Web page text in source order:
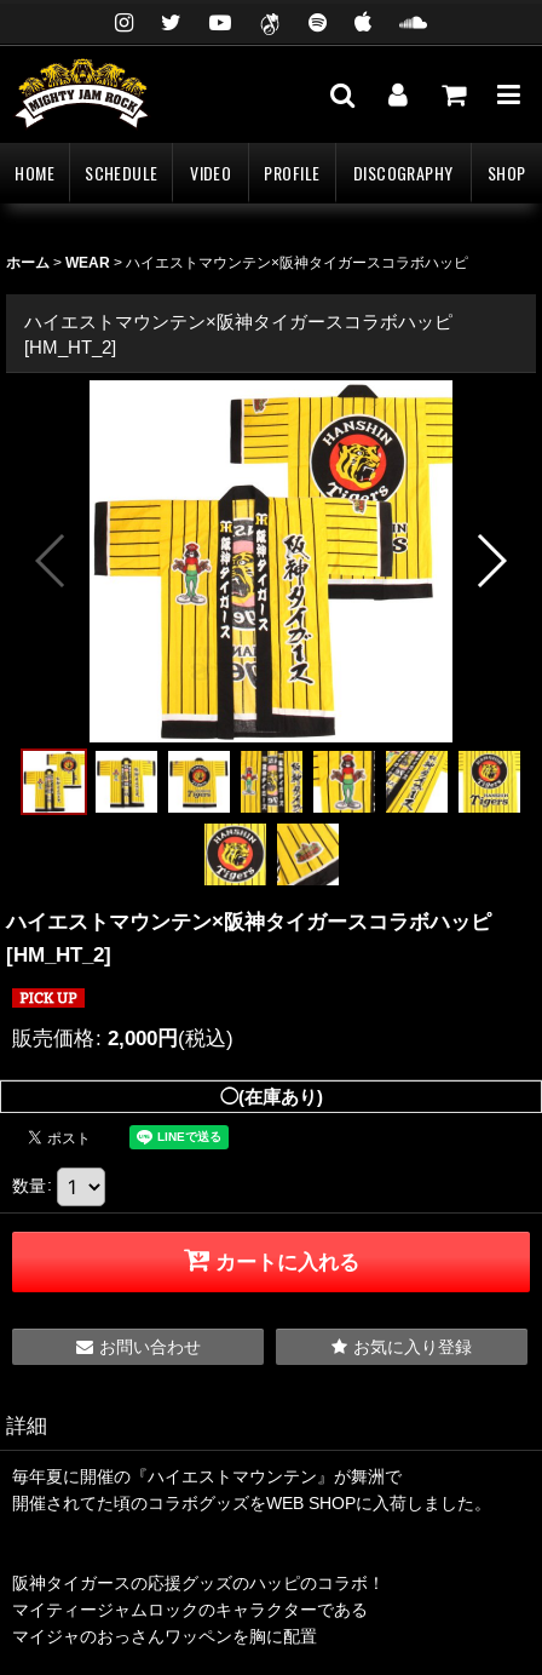
HOME SCHEDULE VIDEO PROFILE DISCOGRAPHY SHOP
ホーム > WEAR > ハイエストマウンテン×阪神タイガースコラボハッピ
ハイエストマウンテン×阪神タイガースコラボハッピ
[HM_HT_2]
ハイエストマウンテン×阪神タイガースコラボハッピ
[HM_HT_2]
販売価格: 2,000円(税込)
◯(在庫あり)
数量:
カートに入れる
お問い合わせ お気に入り登録
詳細
毎年夏に開催の『ハイエストマウンテン』が舞洲で
開催されてた頃のコラボグッズをWEB SHOPに入荷しました。
阪神タイガースの応援グッズのハッピのコラボ！
マイティージャムロックのキャラクターである
マイジャのおっさんワッペンを胸に配置